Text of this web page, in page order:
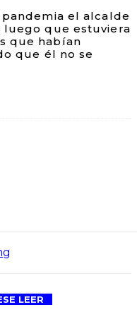
el alcalde
luego que estuviera
que habían
que él no se
LEER